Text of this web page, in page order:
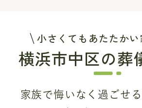
小さくてもあたたか
横浜市中区の葬
家族で悔いなく過ごせ